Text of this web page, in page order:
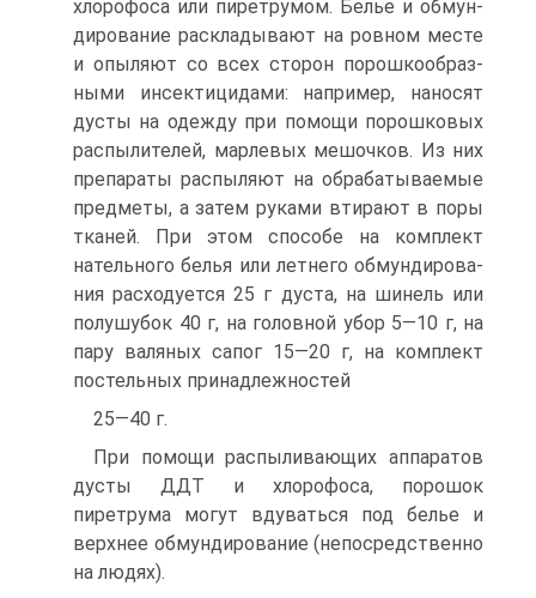
хлорофоса или пиретрумом. Белье и обмун­
дирование раскладывают на ровном месте
и опыляют со всех сторон порошкообраз­
ными инсектицидами: на­пример, наносят
дусты на одежду при помощи порошко­вых
распылителей, марлевых мешочков. Из них
препа­раты распыляют на обрабатываемые
предметы, а затем руками втирают в поры
тканей. При этом способе на комплект
нательного белья или летнего обмундирова­
ния расходуется 25 г дуста, на шинель или
полушубок 40 г, на головной убор 5—10 г, на
пару валяных сапог 15—20 г, на комплект
постельных принадлежностей
25—40 г.
При помощи распыливающих аппаратов
дусты ДДТ и хлорофоса, порошок
пиретрума могут вдуваться под белье и
верхнее обмундирование (непосредственно
на людях).